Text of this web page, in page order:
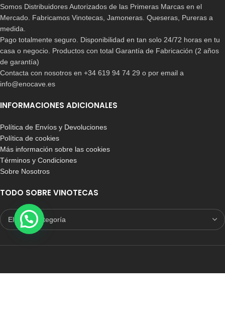
Somos Distribuidores Autorizados de las Primeras Marcas en el
Mercado. Fabricamos Vinotecas, Jamoneras. Queseras, Pureras a
medida.
Pago totalmente seguro. Disponibilidad en tan solo 24/72 horas en tu
casa o negocio. Productos con total Garantía de Fabricación (2 años
de garantía)
Contacta con nosotros en +34 619 94 74 29 o por email a
info@enocave.es
INFORMACIONES ADICIONALES
Política de Envíos y Devoluciones
Política de cookies
Más información sobre las cookies
Términos y Condiciones
Sobre Nosotros
TODO SOBRE VINOTECAS
E-COMMERCE CON SELLO DE CONFIANZA